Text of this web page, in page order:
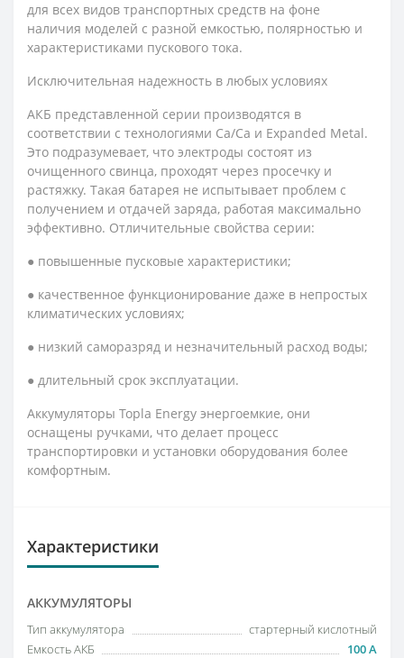
для всех видов транспортных средств на фоне
наличия моделей с разной емкостью, полярностью и
характеристиками пускового тока.
Исключительная надежность в любых условиях
АКБ представленной серии производятся в
соответствии с технологиями Ca/Ca и Expanded Metal.
Это подразумевает, что электроды состоят из
очищенного свинца, проходят через просечку и
растяжку. Такая батарея не испытывает проблем с
получением и отдачей заряда, работая максимально
эффективно. Отличительные свойства серии:
● повышенные пусковые характеристики;
● качественное функционирование даже в непростых
климатических условиях;
● низкий саморазряд и незначительный расход воды;
● длительный срок эксплуатации.
Аккумуляторы Topla Energy энергоемкие, они
оснащены ручками, что делает процесс
транспортировки и установки оборудования более
комфортным.
Характеристики
АККУМУЛЯТОРЫ
Тип аккумулятора
стартерный кислотный
Емкость АКБ
100 А